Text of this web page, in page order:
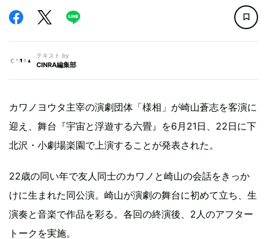
テキスト by
CINRA編集部
カワノヨウタ主宰の演劇団体「様相」が崎山蒼志を客演に
迎え、舞台『宇宙と浮遊する六畳』を6月21日、22日に下
北沢・小劇場楽園で上演することが発表された。
22歳の同い年で友人同士のカワノと崎山の会話をきっか
けに生まれた同公演。崎山が演劇の舞台に初めて立ち、生
演奏と音楽で作品を彩る。各回の終演後、2人のアフター
トークを実施。